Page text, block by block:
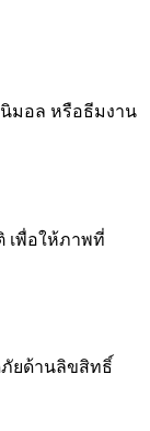
มอล หรือธีมงาน
เพื่อให้ภาพที่
ภัยด้านลิขสิทธิ์